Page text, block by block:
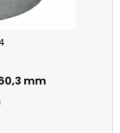
60,3 mm